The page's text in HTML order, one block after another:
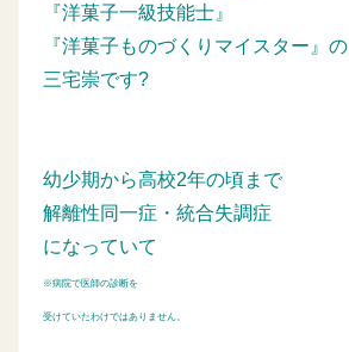
『洋菓子一級技能士』
『洋菓子ものづくりマイスター』の
三宅崇です?
幼少期から高校2年の頃まで
解離性同一症・統合失調症
になっていて
※病院で医師の診断を
受けていたわけではありません。